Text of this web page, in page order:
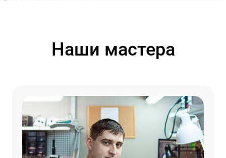
Наши мастера